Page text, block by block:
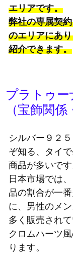
エリアです。
弊社の専属契
のエリアにあ
紹介できます。
プラトゥ
（宝飾関係
シルバー９２
ぞ知る、タイ
商品が多いです
日本市場では
品の割合が一
に、男性のメ
多く販売され
クロムハーツ
ります。